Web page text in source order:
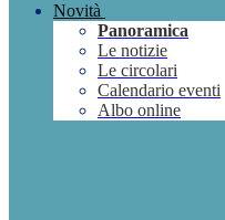
Novità
Panoramica
Le notizie
Le circolari
Calendario eventi
Albo online